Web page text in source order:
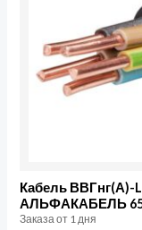
Кабель ВВГнг(А)-
АЛЬФАКАБЕЛЬ
Заказа от 1 дня